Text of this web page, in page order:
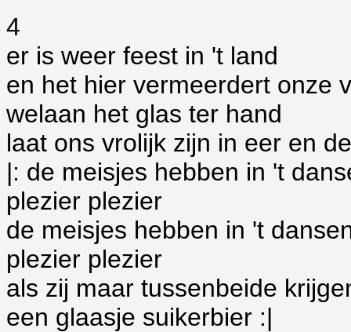
4
er is weer feest in 't land
en het hier vermeerdert onze
welaan het glas ter hand
laat ons vrolijk zijn in eer en
|: de meisjes hebben in 't
plezier plezier
de meisjes hebben in 't
plezier plezier
als zij maar tussenbeide
een glaasje suikerbier :|